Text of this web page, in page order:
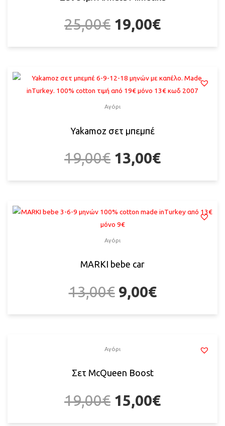
25,00€ 19,00€
Αγόρι
Yakamoz σετ μπεμπέ
19,00€ 13,00€
Αγόρι
MARKI bebe car
13,00€ 9,00€
Αγόρι
Σετ McQueen Boost
19,00€ 15,00€